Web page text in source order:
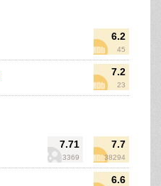
6.2
45
7.2
23
7.71
3369
7.7
38294
6.6